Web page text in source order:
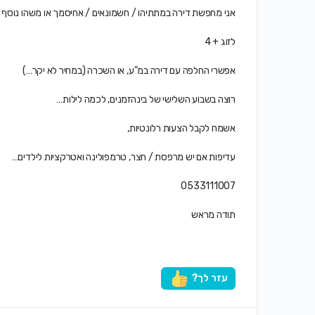
אני מחפשת דירה במתתיהו / חשמונאים / אחיסמך או משהו נוסף
לזוג + 4
אפשרי החלפה עם דירה במ"ע, או השכרה (במחיר לא יקר…)
רוצה בשבוע השלישי של בינהזמנים, לכמה לילות…
אשמח לקבל הצעות רלונטיות,
עדיפות אם יש מרפסת / חצר, טרמפולינה ואטרקציות לילדים…
0533111007
תודה מראש
עזר לך?